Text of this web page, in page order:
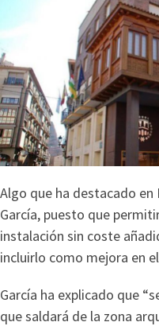
Algo que ha destacado
García, puesto que
instalación sin coste
incluirlo como mejora en
García ha explicado que
que saldará de la zona